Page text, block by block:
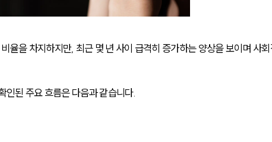
율을 차지하지만, 최근 몇 년 사이 급격히 증가하는 양상을 보이며 사
인된 주요 흐름은 다음과 같습니다.